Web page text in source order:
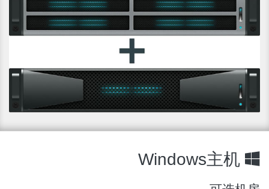
Windows主机